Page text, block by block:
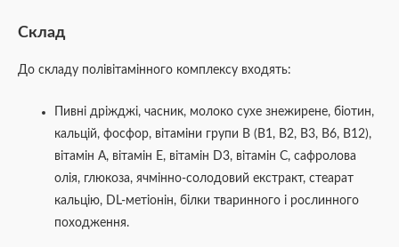
Склад
До складу полівітамінного комплексу входять:
Пивні дріжджі, часник, молоко сухе знежирене, біотин,
кальцій, фосфор, вітаміни групи В (В1, В2, В3, В6, В12),
вітамін А, вітамін Е, вітамін D3, вітамін С, сафролова
олія, глюкоза, ячмінно-солодовий екстракт, стеарат
кальцію, DL-метіонін, білки тваринного і рослинного
походження.